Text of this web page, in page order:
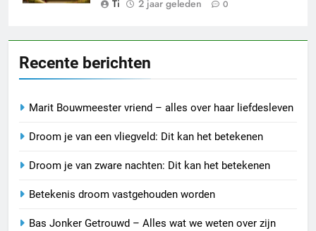
Ti
2 jaar geleden 0
Recente berichten
Marit Bouwmeester vriend – alles over haar liefdesleven
Droom je van een vliegveld: Dit kan het betekenen
Droom je van zware nachten: Dit kan het betekenen
Betekenis droom vastgehouden worden
Bas Jonker Getrouwd – Alles wat we weten over zijn